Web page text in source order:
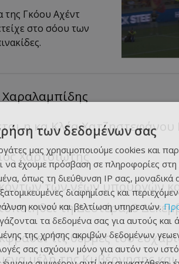
της Γκόου Αχέντ
στο σόου των
Χαραλαμπίδης
η κα Κλέα
Χαρτσιώτης
των νέων υπουργών
τη Δευτέρα, 8
τις θερμές του
μέλη της Κυβέρνησης και
των δεδομένων σας
μας χρησιμοποιούμε cookies και
να έχουμε πρόσβαση σε πληροφορίες
όπως τη διεύθυνση IP σας, μοναδικά
διαφημίσεις και
κοινού και βελτίωση υπηρεσιών.
τα δεδομένα σας για αυτούς και
της χρήσης ακριβών δεδομένων
σας ισχύουν μόνο για αυτόν τον